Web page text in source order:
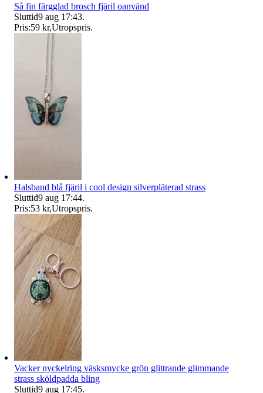
Så fin färgglad brosch fjäril oanvänd
Sluttid9 aug 17:43.
Pris:59 kr,Utropspris.
Halsband blå fjäril i cool design silverpläterad strass
Sluttid9 aug 17:44.
Pris:53 kr,Utropspris.
Vacker nyckelring väsksmycke grön glittrande glimmande
strass sköldpadda bling
Sluttid9 aug 17:45.